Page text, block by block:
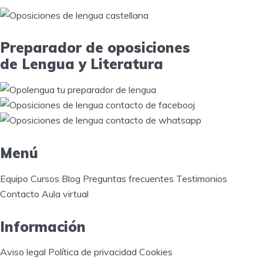
Preparador de oposiciones
de Lengua y Literatura
Menú
Equipo Cursos Blog Preguntas frecuentes Testimonios
Contacto Aula virtual
Información
Aviso legal Política de privacidad Cookies